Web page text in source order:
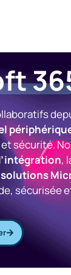
sécurité.
,
sécurisée